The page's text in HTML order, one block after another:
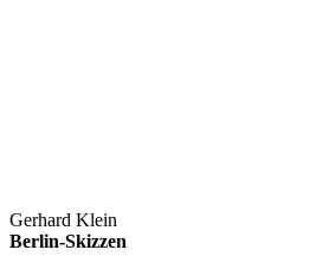
Gerhard Klein
Berlin-Skizzen